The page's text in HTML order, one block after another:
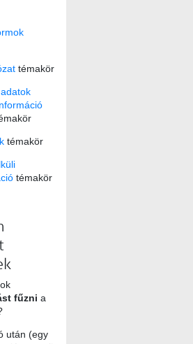
témakör
témakör
témakör
fűzni a
után (egy